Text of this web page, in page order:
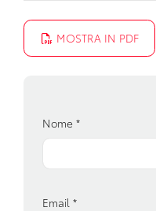
Cinture di sicurezza
Fari a led
Partenza in salita assistita
Sedili abbattibili
MOSTRA IN PDF
Nome *
Email *